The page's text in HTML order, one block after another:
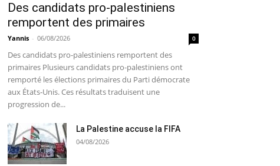
Des candidats pro-palestiniens
remportent des primaires
Yannis - 06/08/2026 0
Des candidats pro-palestiniens remportent des
primaires Plusieurs candidats pro-palestiniens ont
remporté les élections primaires du Parti démocrate
aux États-Unis. Ces résultats traduisent une
progression de...
La Palestine accuse la FIFA
04/08/2026